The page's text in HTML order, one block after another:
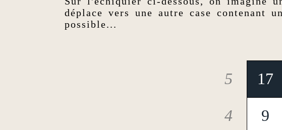
déplace vers une autre case contenant
possible...
5 17
4 9